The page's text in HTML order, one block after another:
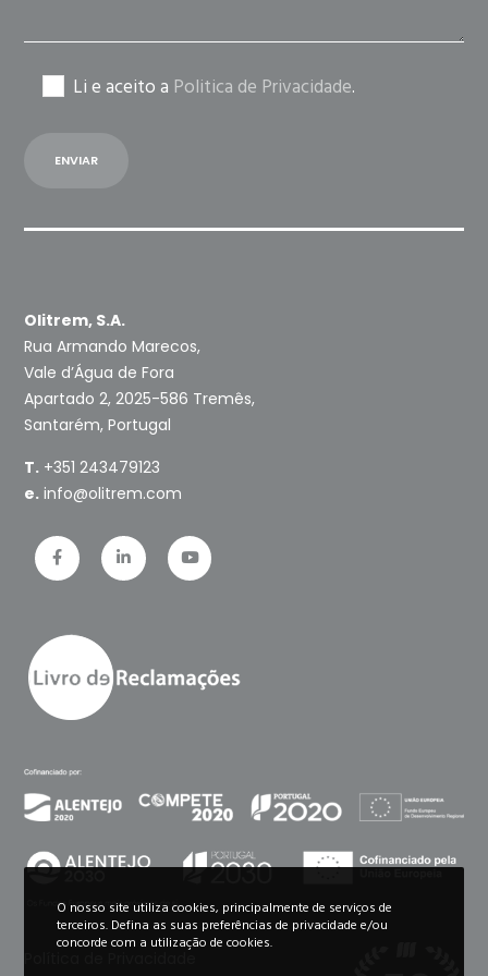
Li e aceito a Politica de Privacidade.
Olitrem, S.A.
Rua Armando Marecos,
Vale d’Água de Fora
Apartado 2, 2025-586 Tremês,
Santarém, Portugal
T. +351 243479123
e. info@olitrem.com
O nosso site utiliza cookies, principalmente de serviços de
terceiros. Defina as suas preferências de privacidade e/ou
concorde com a utilização de cookies.